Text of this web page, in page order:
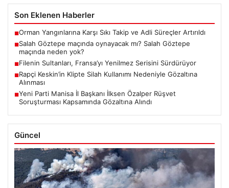
Son Eklenen Haberler
■Orman Yangınlarına Karşı Sıkı Takip ve Adli Süreçler Artırıldı
■Salah Göztepe maçında oynayacak mı? Salah Göztepe
maçında neden yok?
■Filenin Sultanları, Fransa’yı Yenilmez Serisini Sürdürüyor
■Rapçi Keskin’in Klipte Silah Kullanımı Nedeniyle Gözaltına
Alınması
■Yeni Parti Manisa İl Başkanı İlksen Özalper Rüşvet
Soruşturması Kapsamında Gözaltına Alındı
Güncel